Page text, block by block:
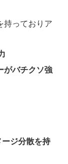
持っておりア
がバチクソ強
ジ分散を持